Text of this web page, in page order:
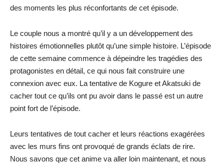
des moments les plus réconfortants de cet épisode.
Le couple nous a montré qu’il y a un développement des
histoires émotionnelles plutôt qu’une simple histoire. L’épisode
de cette semaine commence à dépeindre les tragédies des
protagonistes en détail, ce qui nous fait construire une
connexion avec eux. La tentative de Kogure et Akatsuki de
cacher tout ce qu’ils ont pu avoir dans le passé est un autre
point fort de l’épisode.
Leurs tentatives de tout cacher et leurs réactions exagérées
avec les murs fins ont provoqué de grands éclats de rire.
Nous savons que cet anime va aller loin maintenant, et nous